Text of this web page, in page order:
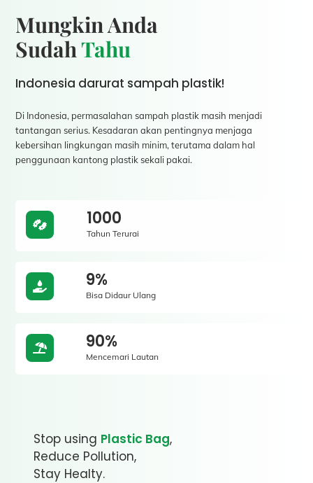
Mungkin Anda
SudahTahu
Indonesia darurat sampah plastik!
Di Indonesia, permasalahan sampah plastik masih menjadi
tantangan serius. Kesadaran akan pentingnya menjaga
kebersihan lingkungan masih minim, terutama dalam hal
penggunaan kantong plastik sekali pakai.
1000
Tahun Terurai
9%
Bisa Didaur Ulang
90%
Mencemari Lautan
Stop using Plastic Bag,
Reduce Pollution,
Stay Healty.